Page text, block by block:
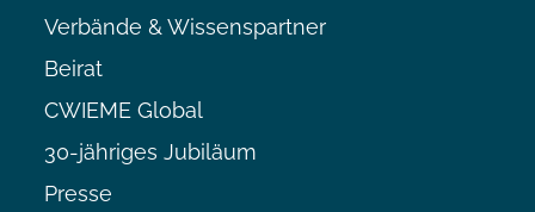
Verbände & Wissenspartner
Beirat
CWIEME Global
30-jähriges Jubiläum
Presse